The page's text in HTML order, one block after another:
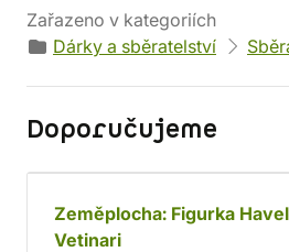
Zařazeno v kategoriích
Dárky a sběratelství
Doporučujeme
Zeměplocha: Figurka
Vetinari